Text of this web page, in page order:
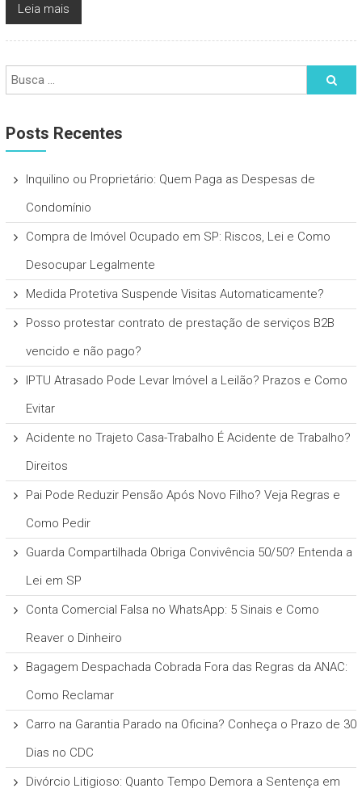
Leia mais
Posts Recentes
Inquilino ou Proprietário: Quem Paga as Despesas de
Condomínio
Compra de Imóvel Ocupado em SP: Riscos, Lei e Como
Desocupar Legalmente
Medida Protetiva Suspende Visitas Automaticamente?
Posso protestar contrato de prestação de serviços B2B
vencido e não pago?
IPTU Atrasado Pode Levar Imóvel a Leilão? Prazos e Como
Evitar
Acidente no Trajeto Casa-Trabalho É Acidente de Trabalho?
Direitos
Pai Pode Reduzir Pensão Após Novo Filho? Veja Regras e
Como Pedir
Guarda Compartilhada Obriga Convivência 50/50? Entenda a
Lei em SP
Conta Comercial Falsa no WhatsApp: 5 Sinais e Como
Reaver o Dinheiro
Bagagem Despachada Cobrada Fora das Regras da ANAC:
Como Reclamar
Carro na Garantia Parado na Oficina? Conheça o Prazo de 30
Dias no CDC
Divórcio Litigioso: Quanto Tempo Demora a Sentença em